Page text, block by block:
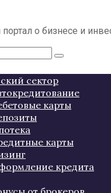
о бизнесе и
сектор
карты
карты
кредита